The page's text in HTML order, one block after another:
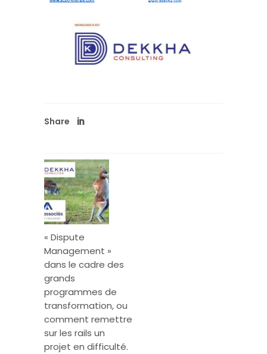
Share
« Dispute
Management »
dans le cadre des
grands
programmes de
transformation, ou
comment remettre
sur les rails un
projet en difficulté.